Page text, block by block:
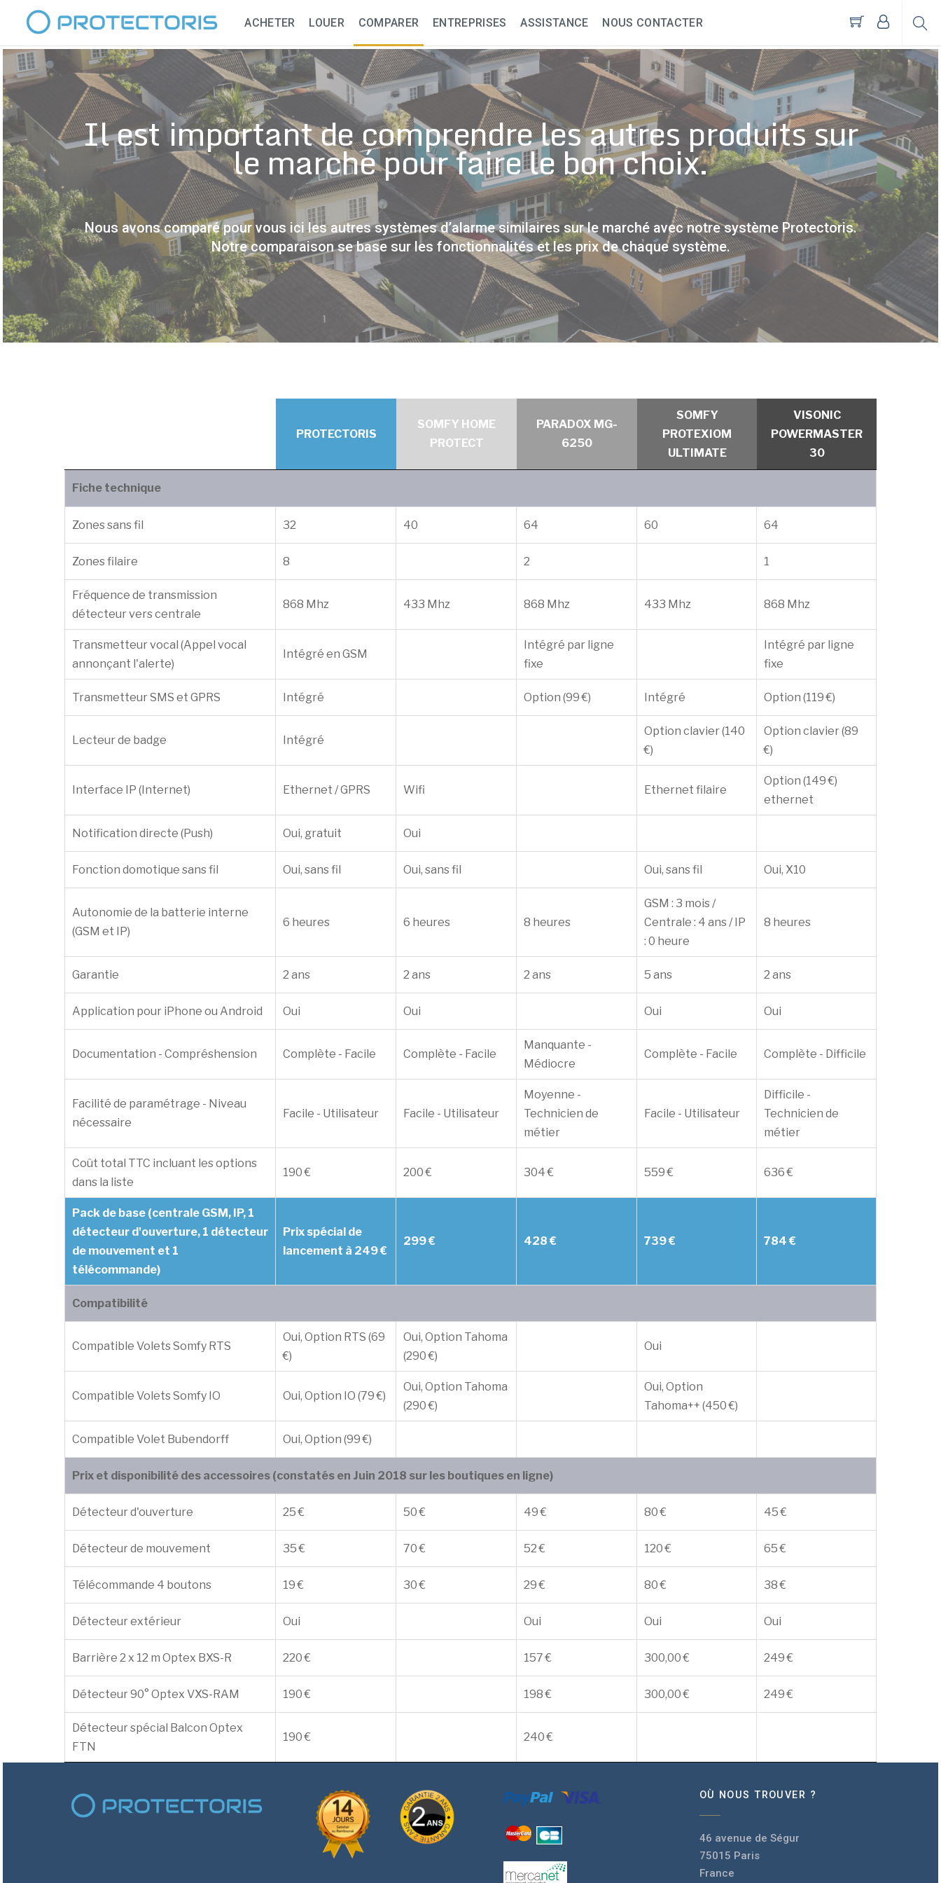
ACHETER LOUER COMPARER ENTREPRISES ASSISTANCE NOUS CONTACTER
Il est important de comprendre les autres produits sur
le marché pour faire le bon choix.
Nous avons comparé pour vous ici les autres systèmes d’alarme similaires sur le marché avec notre système Protectoris.
Notre comparaison se base sur les fonctionnalités et les prix de chaque système.
PROTECTORIS
SOMFY HOME
PROTECT
PARADOX MG-
6250
SOMFY
PROTEXIOM
ULTIMATE
VISONIC
POWERMASTER
30
Fiche technique
Zones sans fil 32 40 64 60 64
Zones filaire 8 2 1
Fréquence de transmission
détecteur vers centrale
868 Mhz 433 Mhz 868 Mhz 433 Mhz 868 Mhz
Transmetteur vocal (Appel vocal
annonçant l'alerte)
Intégré en GSM
Intégré par ligne
fixe
Intégré par ligne
fixe
Transmetteur SMS et GPRS Intégré Option (99 €) Intégré Option (119 €)
Lecteur de badge Intégré
Option clavier (140
€)
Option clavier (89
€)
Interface IP (Internet) Ethernet / GPRS Wifi Ethernet filaire
Option (149 €)
ethernet
Notification directe (Push) Oui, gratuit Oui
Fonction domotique sans fil Oui, sans fil Oui, sans fil Oui, sans fil Oui, X10
Autonomie de la batterie interne
(GSM et IP)
6 heures 6 heures 8 heures
GSM : 3 mois /
Centrale : 4 ans / IP
: 0 heure
8 heures
Garantie 2 ans 2 ans 2 ans 5 ans 2 ans
Application pour iPhone ou Android Oui Oui Oui Oui
Documentation - Compréshension Complète - Facile Complète - Facile
Manquante -
Médiocre
Complète - Facile Complète - Difficile
Facilité de paramétrage - Niveau
nécessaire
Facile - Utilisateur Facile - Utilisateur
Moyenne -
Technicien de
métier
Facile - Utilisateur
Difficile -
Technicien de
métier
Coût total TTC incluant les options
dans la liste
190 € 200 € 304 € 559 € 636 €
Pack de base (centrale GSM, IP, 1
détecteur d'ouverture, 1 détecteur
de mouvement et 1
télécommande)
Prix spécial de
lancement à 249 €
299 € 428 € 739 € 784 €
Compatibilité
Compatible Volets Somfy RTS
Oui, Option RTS (69
€)
Oui, Option Tahoma
(290 €)
Oui
Compatible Volets Somfy IO Oui, Option IO (79 €)
Oui, Option Tahoma
(290 €)
Oui, Option
Tahoma++ (450 €)
Compatible Volet Bubendorff Oui, Option (99 €)
Prix et disponibilité des accessoires (constatés en Juin 2018 sur les boutiques en ligne)
Détecteur d'ouverture 25 € 50 € 49 € 80 € 45 €
Détecteur de mouvement 35 € 70 € 52 € 120 € 65 €
Télécommande 4 boutons 19 € 30 € 29 € 80 € 38 €
Détecteur extérieur Oui Oui Oui Oui
Barrière 2 x 12 m Optex BXS-R 220 € 157 € 300,00 € 249 €
Détecteur 90° Optex VXS-RAM 190 € 198 € 300,00 € 249 €
Détecteur spécial Balcon Optex
FTN
190 € 240 €
OÙ NOUS TROUVER ?
46 avenue de Ségur
75015 Paris
France